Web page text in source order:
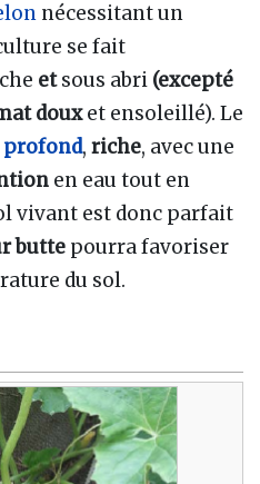
nécessitant un
se fait
etsous abri (excepté
douxet ensoleillé). Le
profond, riche, avec une
en eau tout en
vivant est donc parfait
butte pourra favoriser
du sol.